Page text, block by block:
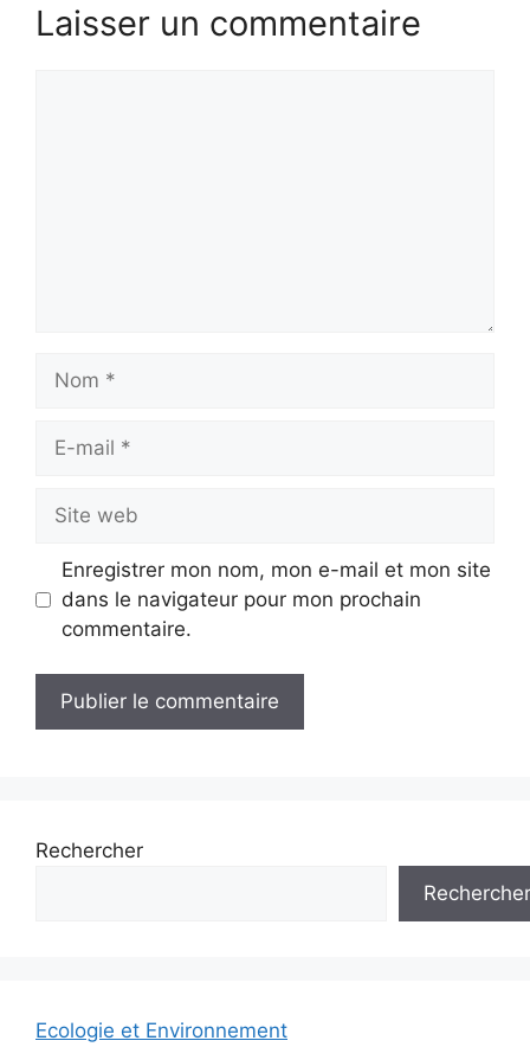
Laisser un commentaire
mail
web
Enregistrer mon nom, mon e-mail et mon site
dans le navigateur pour mon prochain
commentaire.
Rechercher
Rechercher
Ecologie et Environnement